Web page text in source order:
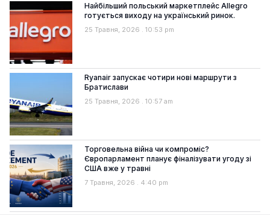
Найбільший польський маркетплейс Allegro
готується виходу на український ринок.
25 Травня, 2026 10:53 pm
Ryanair запускає чотири нові маршрути з
Братислави
25 Травня, 2026 10:57 am
Торговельна війна чи компроміс?
Європарламент планує фіналізувати угоду зі
США вже у травні
7 Травня, 2026 4:40 pm